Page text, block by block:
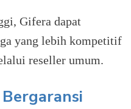
Gifera dapat
yang lebih kompetitif
reseller umum.